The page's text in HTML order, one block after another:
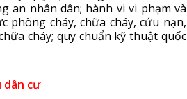
an nhân dân; hành vi vi phạm và
cháy, chữa cháy, cứu nạn,
cháy; quy chuẩn kỹ thuật quốc
dân cư